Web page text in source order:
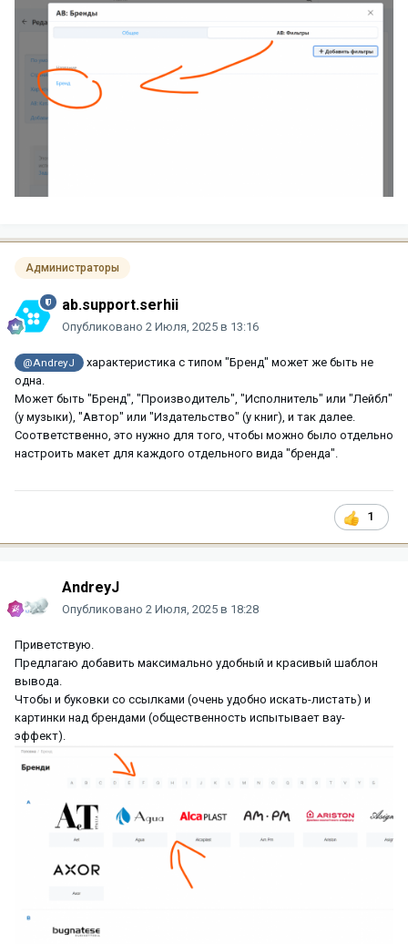
Администраторы
ab.support.serhii
Опубликовано 2 Июля, 2025 в 13:16
@AndreyJ
характеристика с типом "Бренд" может же быть не
одна.
Может быть "Бренд", "Производитель", "Исполнитель" или "Лейбл"
(у музыки), "Автор" или "Издательство" (у книг), и так далее.
Соответственно, это нужно для того, чтобы можно было отдельно
настроить макет для каждого отдельного вида "бренда".
1
AndreyJ
Опубликовано 2 Июля, 2025 в 18:28
Приветствую.
Предлагаю добавить максимально удобный и красивый шаблон
вывода.
Чтобы и буковки со ссылками (очень удобно искать-листать) и
картинки над брендами (общественность испытывает вау-
эффект).